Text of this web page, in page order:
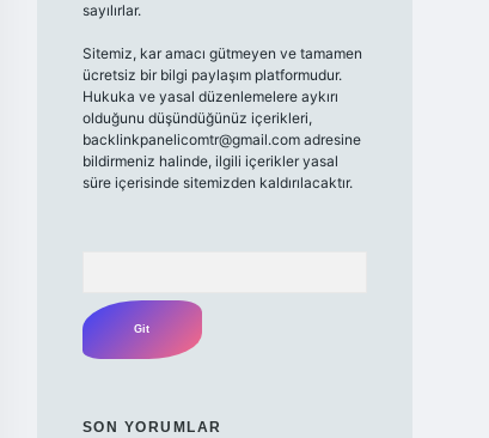
sayılırlar.
Sitemiz, kar amacı gütmeyen ve tamamen
ücretsiz bir bilgi paylaşım platformudur.
Hukuka ve yasal düzenlemelere aykırı
olduğunu düşündüğünüz içerikleri,
backlinkpanelicomtr@gmail.comadresine
bildirmeniz halinde, ilgili içerikler yasal
süre içerisinde sitemizden kaldırılacaktır.
SON YORUMLAR